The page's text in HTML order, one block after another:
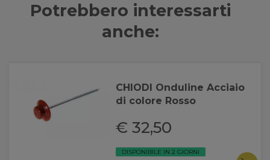
Potrebbero interessarti
anche:
CHIODI Onduline Acciaio
di colore Rosso
€ 32,50
DISPONIBILE IN 2 GIORNI